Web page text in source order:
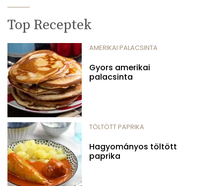
Top Receptek
AMERIKAI PALACSINTA
Gyors amerikai
palacsinta
TÖLTÖTT PAPRIKA
Hagyományos töltött
paprika